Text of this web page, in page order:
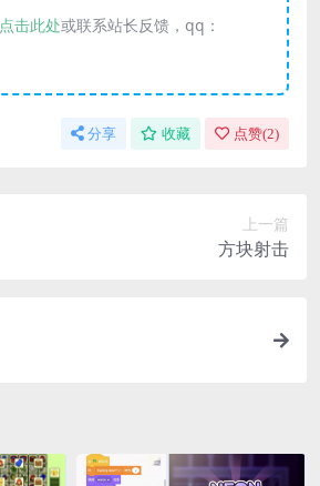
点击此处或联系站长反馈，qq：
分享 收藏 点赞(2)
上一篇
方块射击